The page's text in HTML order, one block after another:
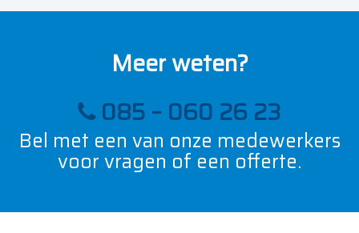
Meer weten?
085 – 060 26 23
Bel met een van onze medewerkers
voor vragen of een offerte.